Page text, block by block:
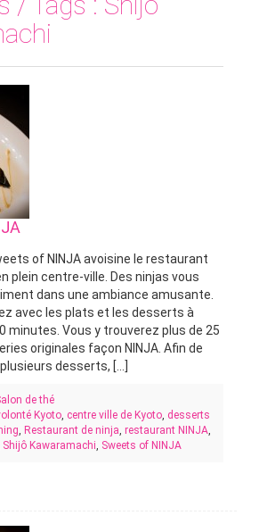
of NINJA avoisine le restaurant
plein centre-ville. Des ninjas vous
dans une ambiance amusante.
avec les plats et les desserts à
minutes. Vous y trouverez plus de 25
originales façon NINJA. Afin de
desserts, [...]
de thé
Kyoto, centre ville de Kyoto, desserts
, Restaurant de ninja, restaurant NINJA,
Shijô Kawaramachi, Sweets of NINJA